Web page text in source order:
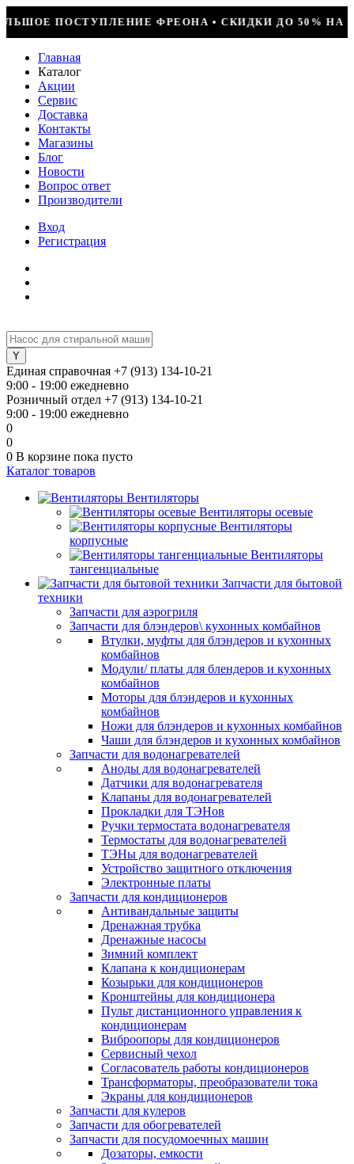
• СКИДКИ ДО 50% НА ВЕСЬ ИНСТРУМЕНТ •
Главная
Каталог
Акции
Сервис
Доставка
Контакты
Магазины
Блог
Новости
Вопрос ответ
Производители
Вход
Регистрация
Единая справочная +7 (913) 134-10-21
9:00 - 19:00 ежедневно
Розничный отдел +7 (913) 134-10-21
9:00 - 19:00 ежедневно
0
0
0 В корзине пока пусто
Каталог товаров
Вентиляторы
Вентиляторы осевые
Вентиляторы
корпусные
Вентиляторы
тангенциальные
Запчасти для бытовой
техники
Запчасти для аэрогриля
Запчасти для блэндеров\ кухонных комбайнов
Втулки, муфты для блэндеров и кухонных
комбайнов
Модули/ платы для блендеров и кухонных
комбайнов
Моторы для блэндеров и кухонных
комбайнов
Ножи для блэндеров и кухонных комбайнов
Чаши для блэндеров и кухонных комбайнов
Запчасти для водонагревателей
Аноды для водонагревателей
Датчики для водонагревателя
Клапаны для водонагревателей
Прокладки для ТЭНов
Ручки термостата водонагревателя
Термостаты для водонагревателей
ТЭНы для водонагревателей
Устройство защитного отключения
Электронные платы
Запчасти для кондиционеров
Антивандальные защиты
Дренажная трубка
Дренажные насосы
Зимний комплект
Клапана к кондиционерам
Козырьки для кондиционеров
Кронштейны для кондиционера
Пульт дистанционного управления к
кондиционерам
Виброопоры для кондиционеров
Сервисный чехол
Согласователь работы кондиционеров
Трансформаторы, преобразователи тока
Экраны для кондиционеров
Запчасти для кулеров
Запчасти для обогревателей
Запчасти для посудомоечных машин
Дозаторы, емкости